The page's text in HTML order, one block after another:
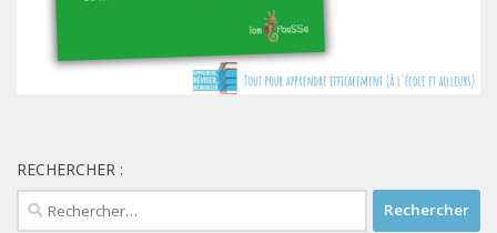
RECHERCHER :
Rechercher :